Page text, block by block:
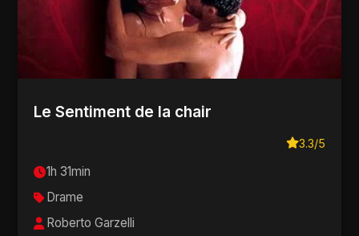
Le Sentiment de la chair
3.3/5
1h 31min
Drame
Roberto Garzelli